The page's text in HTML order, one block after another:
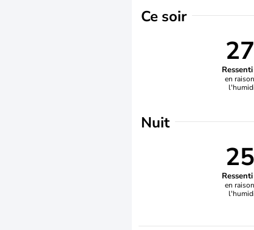
Ce soir
en
Nuit
en